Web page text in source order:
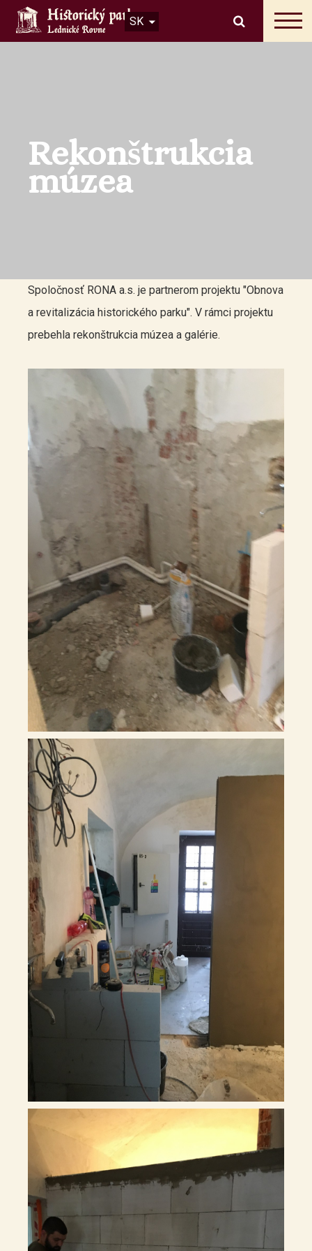
SK
Rekonštrukcia
múzea
Spoločnosť RONA a.s. je partnerom projektu "Obnova
a revitalizácia historického parku". V rámci projektu
prebehla rekonštrukcia múzea a galérie.